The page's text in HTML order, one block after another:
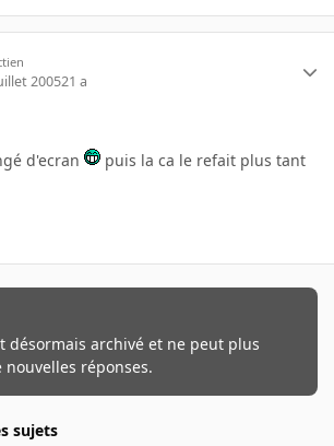
200521 a
d'ecran
puis la ca le refait plus tant
désormais archivé et ne peut plus
nouvelles réponses.
sujets